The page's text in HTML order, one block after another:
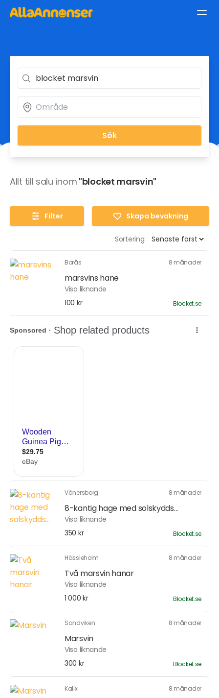
Sök
Allt till salu inom "blocket marsvin"
Filter Skapa bevakning
Sortering:
Borås 8 månader
marsvins hane
Visa liknande
100 kr
Blocket.se
Vänersborg 8 månader
8-kantig hage med solskydds...
Visa liknande
350 kr
Blocket.se
Hässleholm 8 månader
Två marsvin hanar
Visa liknande
1 000 kr
Blocket.se
Sandviken 8 månader
Marsvin
Visa liknande
300 kr
Blocket.se
Kalix 8 månader